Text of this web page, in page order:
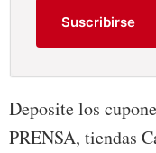
Suscribirse
Deposite los
PRENSA, tiendas